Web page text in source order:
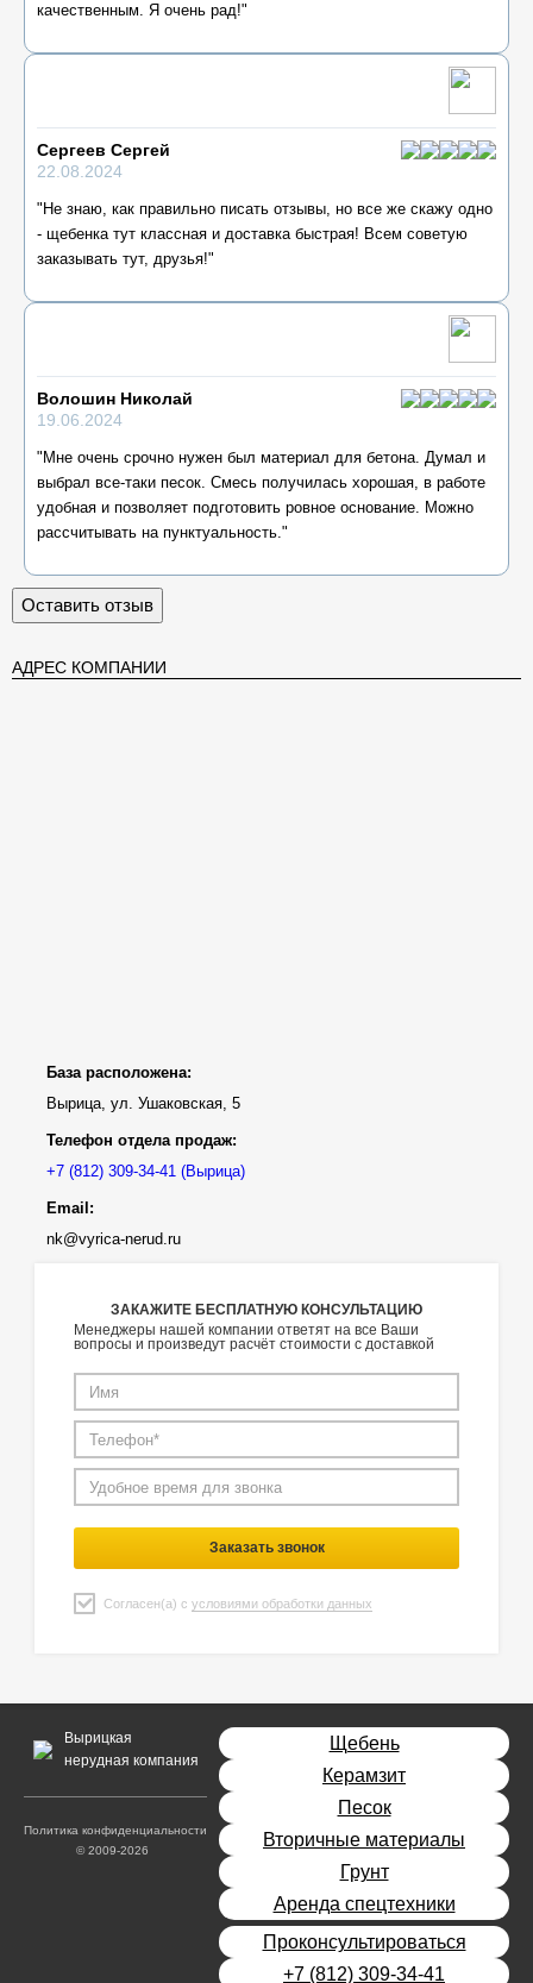
качественным. Я очень рад!"
Сергеев Сергей
22.08.2024
"Не знаю, как правильно писать отзывы, но все же скажу одно
- щебенка тут классная и доставка быстрая! Всем советую
заказывать тут, друзья!"
Волошин Николай
19.06.2024
"Мне очень срочно нужен был материал для бетона. Думал и
выбрал все-таки песок. Смесь получилась хорошая, в работе
удобная и позволяет подготовить ровное основание. Можно
рассчитывать на пунктуальность."
Оставить отзыв
АДРЕС КОМПАНИИ
База расположена:
Вырица, ул. Ушаковская, 5
Телефон отдела продаж:
(Вырица)
Email:
nk@vyrica-nerud.ru
ЗАКАЖИТЕ БЕСПЛАТНУЮ КОНСУЛЬТАЦИЮ
Менеджеры нашей компании ответят на все Ваши
вопросы и произведут расчёт стоимости с доставкой
Заказать звонок
Согласен(а) с условиями обработки данных
Вырицкая
нерудная компания
Политика конфиденциальности
© 2009-2026
Щебень
Керамзит
Песок
Вторичные материалы
Грунт
Аренда спецтехники
Проконсультироваться